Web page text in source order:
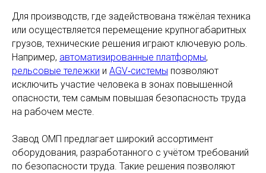
Для производств, где задействована тяжёлая техника
или осуществляется перемещение крупногабаритных
грузов, технические решения играют ключевую роль.
Например, автоматизированные платформы,
рельсовые тележки и AGV‑системы позволяют
исключить участие человека в зонах повышенной
опасности, тем самым повышая безопасность труда
на рабочем месте.
Завод ОМП предлагает широкий ассортимент
оборудования, разработанного с учётом требований
по безопасности труда. Такие решения позволяют